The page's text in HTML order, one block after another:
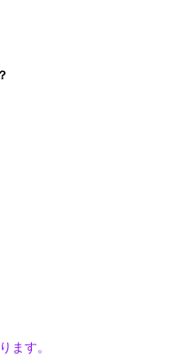
ます。